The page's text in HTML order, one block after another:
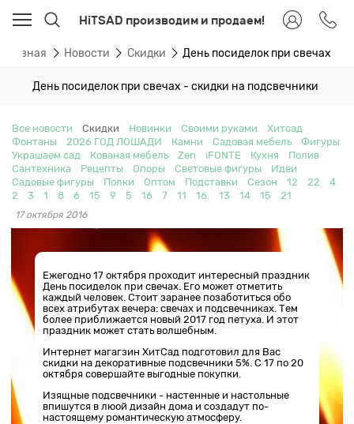
HiTSAD производим и продаем!
Главная Новости Скидки День посиделок при свечах
День посиделок при свечах - скидки на подсвечники
Все новости Скидки Новинки Своими руками
Хитсад
Фонтаны
2026 ГОД ЛОШАДИ Камни Садовая мебель
Фигуры
Украшаем сад
Кованая мебель Zen iFONTE Кухня
Полив
Сантехника
Рецепты Опоры Световые фигуры
Идеи
Садовые фигуры
Полки Оптом Подставки Сезон 12 22
4
2
3 1 8 6 15 9 5 16 7 11 16. 13 14 15 21
17 октября 2016
Ежегодно 17 октября проходит интересный праздник
День посиделок при свечах. Его может отметить
каждый человек. Стоит заранее позаботиться обо
всех атрибутах вечера: свечах и подсвечниках. Тем
более приближается новый 2017 год петуха. И этот
праздник может стать волшебным.
Интернет магагзин ХитСад подготовил для Вас
скидки на декоративные подсвечники 5%. С 17 по 20
октября совершайте выгодные покупки.
Изящные подсвечники - настенные и настольные
впишутся в люой дизайн дома и создадут по-
настоящему романтическую атмосферу.